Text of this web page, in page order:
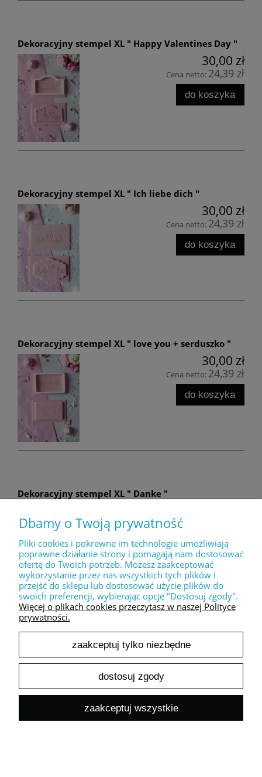
Dekoracyjny stempel XL " Happy Valentines Day "
30,00 zł
Cena netto: 24,39 zł
do koszyka
Dekoracyjny stempel XL " Ich liebe dich "
30,00 zł
Cena netto: 24,39 zł
do koszyka
Dekoracyjny stempel XL " love you + serduszko "
30,00 zł
Cena netto: 24,39 zł
do koszyka
Dekoracyjny stempel XL " Danke "
Cena netto:
do koszyka
Dekoracyjny stempel XL " LOVE you forever "
30,00 zł
do koszyka
Dbamy o Twoją prywatność
Pliki cookies i pokrewne im technologie umożliwiają
poprawne działanie strony i pomagają nam dostosować
ofertę do Twoich potrzeb. Możesz zaakceptować
wykorzystanie przez nas wszystkich tych plików i
przejść do sklepu lub dostosować użycie plików do
swoich preferencji, wybierając opcję "Dostosuj zgody".
Więcej o plikach cookies przeczytasz w naszej Polityce
prywatności.
zaakceptuj tylko niezbędne
dostosuj zgody
zaakceptuj wszystkie